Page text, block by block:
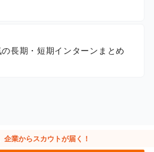
長期・短期インターンまとめ
企業からスカウトが届く！